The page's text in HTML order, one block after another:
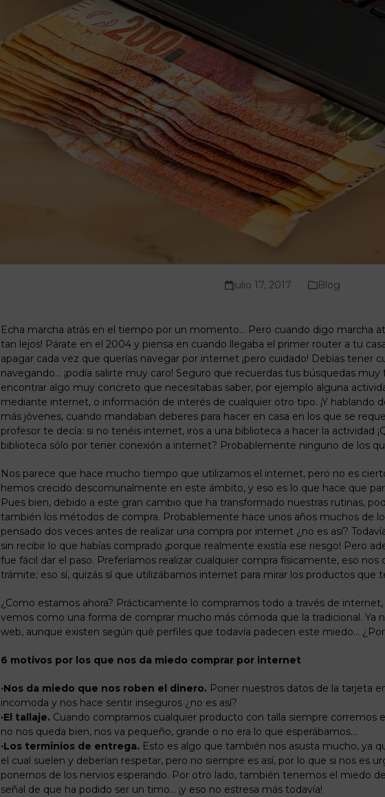
julio 17, 2017 Blog
Echa marcha atrás en el tiempo por un momento… Pero cuando digo marcha
tan lejos! Párate en el 2004 y piensa en cuando llegaba el primer router a tu
apagar cada vez que querías navegar por internet ¡pero cuidado! Debías tener
navegando… ¡podía salirte muy caro! Seguro que recuerdas tus búsquedas muy
encontrar algo muy concreto que necesitabas saber, por ejemplo alguna
mediante internet, o información de interés de cualquier otro tipo. ¡Y hablando
más jóvenes, cuando mandaban deberes para hacer en casa en los que se
profesor te decía: si no tenéis internet, iros a una biblioteca a hacer la actividad
biblioteca sólo por tener conexión a internet? Probablemente ninguno de los
Nos parece que hace mucho tiempo que utilizamos el internet, pero no es
hemos crecido descomunalmente en este ámbito, y eso es lo que hace que
Pues bien, debido a este gran cambio que ha transformado nuestras rutinas,
también los métodos de compra. Probablemente hace unos años muchos de
pensado dos veces antes de realizar una compra por internet ¿no es así?
sin recibir lo que habías comprado ¡porque realmente existía ese riesgo! Pero
fue fácil dar el paso. Preferíamos realizar cualquier compra físicamente, eso nos
trámite; eso sí, quizás sí que utilizábamos internet para mirar los productos que
¿Como estamos ahora? Prácticamente lo compramos todo a través de internet,
vemos como una forma de comprar mucho más cómoda que la tradicional. Ya
web, aunque existen según qué perfiles que todavía padecen este miedo… ¿Por
6 motivos por los que nos da miedo comprar por internet
·Nos da miedo que nos roben el dinero. Poner nuestros datos de la tarjeta
incomoda y nos hace sentir inseguros ¿no es así?
·El tallaje. Cuando compramos cualquier producto con talla siempre corremos
no nos queda bien, nos va pequeño, grande o no era lo que esperábamos…
·Los terminios de entrega. Esto es algo que también nos asusta mucho, ya
el cual suelen y deberían respetar, pero no siempre es así, por lo que si nos es
ponernos de los nervios esperando. Por otro lado, también tenemos el miedo
señal de que ha podido ser un timo… ¡y eso no estresa más todavía!